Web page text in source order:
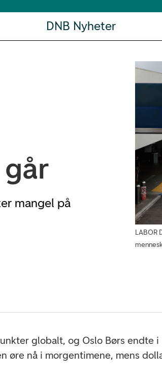
DNB Nyheter
mangel på
LABOR
globalt, og Oslo Børs endte i
øre nå i morgentimene, mens